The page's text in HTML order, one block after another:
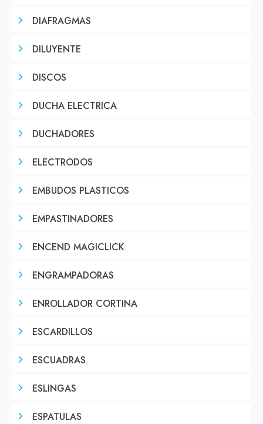
DIAFRAGMAS
DILUYENTE
DISCOS
DUCHA ELECTRICA
DUCHADORES
ELECTRODOS
EMBUDOS PLASTICOS
EMPASTINADORES
ENCEND MAGICLICK
ENGRAMPADORAS
ENROLLADOR CORTINA
ESCARDILLOS
ESCUADRAS
ESLINGAS
ESPATULAS